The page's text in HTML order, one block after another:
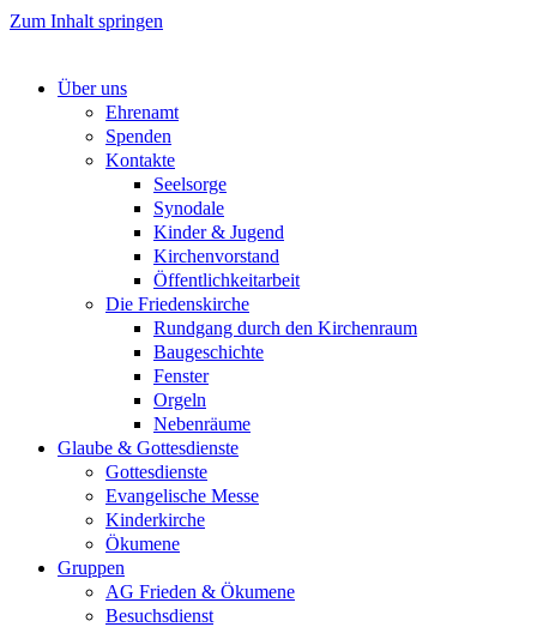
Zum Inhalt springen
Über uns
Ehrenamt
Spenden
Kontakte
Seelsorge
Synodale
Kinder & Jugend
Kirchenvorstand
Öffentlichkeitarbeit
Die Friedenskirche
Rundgang durch den Kirchenraum
Baugeschichte
Fenster
Orgeln
Nebenräume
Glaube & Gottesdienste
Gottesdienste
Evangelische Messe
Kinderkirche
Ökumene
Gruppen
AG Frieden & Ökumene
Besuchsdienst